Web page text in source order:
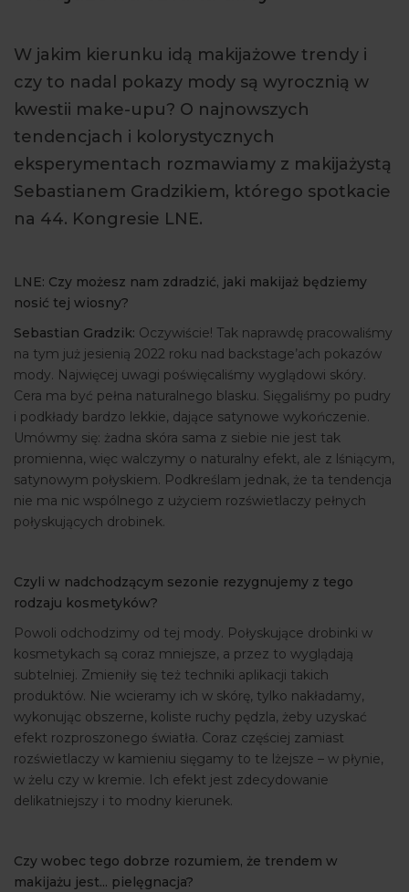
WYDARZENIA
W jakim kierunku idą makijażowe trendy i
czy to nadal pokazy mody są wyrocznią w
kwestii make-upu? O najnowszych
tendencjach i kolorystycznych
eksperymentach rozmawiamy z makijażystą
Sebastianem Gradzikiem, którego spotkacie
na 44. Kongresie LNE.
LNE: Czy możesz nam zdradzić, jaki makijaż będziemy
nosić tej wiosny?
Sebastian Gradzik: Oczywiście! Tak naprawdę pracowaliśmy
na tym już jesienią 2022 roku nad backstage’ach pokazów
mody. Najwięcej uwagi poświęcaliśmy wyglądowi skóry.
Cera ma być pełna naturalnego blasku. Sięgaliśmy po pudry
i podkłady bardzo lekkie, dające satynowe wykończenie.
Umówmy się: żadna skóra sama z siebie nie jest tak
promienna, więc walczymy o naturalny efekt, ale z lśniącym,
satynowym połyskiem. Podkreślam jednak, że ta tendencja
nie ma nic wspólnego z użyciem rozświetlaczy pełnych
połyskujących drobinek.
Czyli w nadchodzącym sezonie rezygnujemy z tego
rodzaju kosmetyków?
Powoli odchodzimy od tej mody. Połyskujące drobinki w
kosmetykach są coraz mniejsze, a przez to wyglądają
subtelniej. Zmieniły się też techniki aplikacji takich
produktów. Nie wcieramy ich w skórę, tylko nakładamy,
wykonując obszerne, koliste ruchy pędzla, żeby uzyskać
efekt rozproszonego światła. Coraz częściej zamiast
rozświetlaczy w kamieniu sięgamy to te lżejsze – w płynie,
w żelu czy w kremie. Ich efekt jest zdecydowanie
delikatniejszy i to modny kierunek.
Czy wobec tego dobrze rozumiem, że trendem w
makijażu jest... pielęgnacja?